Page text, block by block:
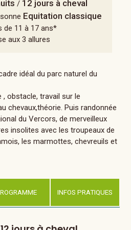
/ 12 jours à cheval
Equitation classique
de 11 à 17 ans*
aux 3 allures
idéal du parc naturel du
obstacle, travail sur le
chevaux,théorie. Puis randonnée
du Vercors, de merveilleux
insolites avec les troupeaux de
les marmottes, chevreuils et
INFOS PRATIQUES